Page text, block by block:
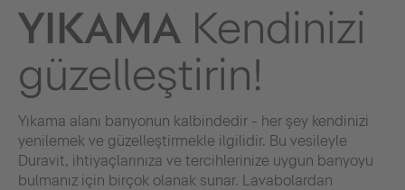
YIKAMA Kendinizi
güzelleştirin!
Yıkama alanı banyonun kalbindedir - her şey kendinizi
yenilemek ve güzelleştirmekle ilgilidir. Bu vesileyle
Duravit, ihtiyaçlarınıza ve tercihlerinize uygun banyoyu
bulmanız için birçok olanak sunar. Lavabolardan